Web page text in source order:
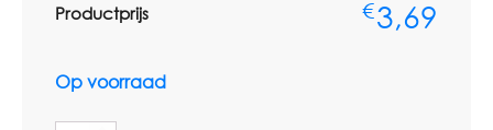
Omnimar voor persoonlijk advies of een
aantallen, voorraadbeheer en zakelijke
Productprijs €3,69
Op voorraad